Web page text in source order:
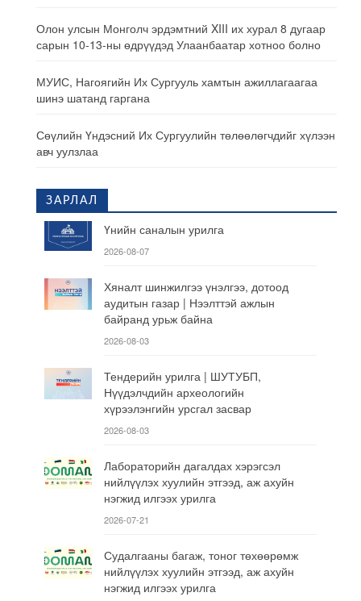
Олон улсын Монголч эрдэмтний XIII их хурал 8 дугаар
сарын 10-13-ны өдрүүдэд Улаанбаатар хотноо болно
МУИС, Нагоягийн Их Сургууль хамтын ажиллагаагаа
шинэ шатанд гаргана
Сөүлийн Үндэсний Их Сургуулийн төлөөлөгчдийг хүлээн
авч уулзлаа
ЗАРЛАЛ
Үнийн саналын урилга
2026-08-07
Хяналт шинжилгээ үнэлгээ, дотоод
аудитын газар | Нээлттэй ажлын
байранд урьж байна
2026-08-03
Тендерийн урилга | ШУТУБП,
Нүүдэлчдийн археологийн
хүрээлэнгийн урсгал засвар
2026-08-03
Лабораторийн дагалдах хэрэгсэл
нийлүүлэх хуулийн этгээд, аж ахуйн
нэгжид илгээх урилга
2026-07-21
Судалгааны багаж, тоног төхөөрөмж
нийлүүлэх хуулийн этгээд, аж ахуйн
нэгжид илгээх урилга